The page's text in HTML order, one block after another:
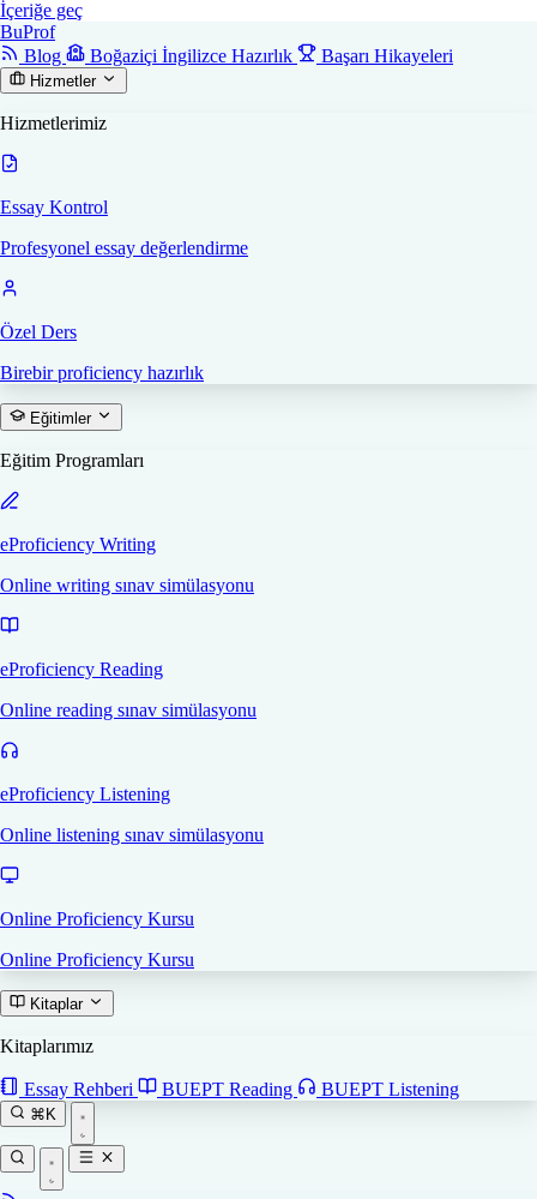
İçeriğe geç
BuProf
Blog
Boğaziçi İngilizce Hazırlık Başarı Hikayeleri
Hizmetler
Hizmetlerimiz
Essay Kontrol
Profesyonel essay değerlendirme
Özel Ders
Birebir proficiency hazırlık
Eğitimler
Eğitim Programları
eProficiency Writing
Online writing sınav simülasyonu
eProficiency Reading
Online reading sınav simülasyonu
eProficiency Listening
Online listening sınav simülasyonu
Online Proficiency Kursu
Online Proficiency Kursu
Kitaplar
Kitaplarımız
Essay Rehberi BUEPT Reading BUEPT Listening
⌘K